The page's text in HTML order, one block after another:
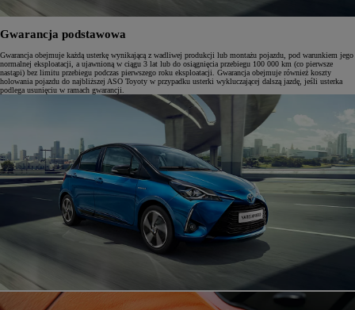
Gwarancja podstawowa
Gwarancja obejmuje każdą usterkę wynikającą z wadliwej produkcji lub montażu pojazdu, pod warunkiem jego
normalnej eksploatacji, a ujawnioną w ciągu 3 lat lub do osiągnięcia przebiegu 100 000 km (co pierwsze
nastąpi) bez limitu przebiegu podczas pierwszego roku eksploatacji. Gwarancja obejmuje również koszty
holowania pojazdu do najbliższej ASO Toyoty w przypadku usterki wykluczającej dalszą jazdę, jeśli usterka
podlega usunięciu w ramach gwarancji.